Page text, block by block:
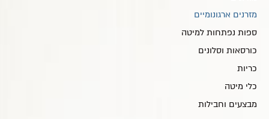
מזרנים ארגונומיים
ספות נפתחות למיטה
כורסאות וסלונים
כריות
כלי מיטה
מבצעים וחבילות